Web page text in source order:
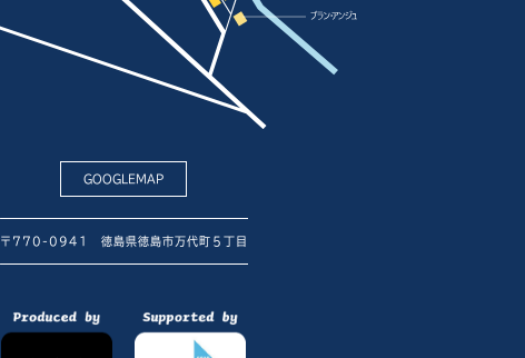
GOOGLEMAP
〒770-0941 徳島県徳島市万代町５丁目